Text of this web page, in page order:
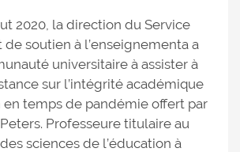
2020, la direction du Service
de soutien à l’enseignementa a
universitaire à assister à
sur l’intégrité académique
en temps de pandémie offert par
Professeure titulaire au
sciences de l’éducation à